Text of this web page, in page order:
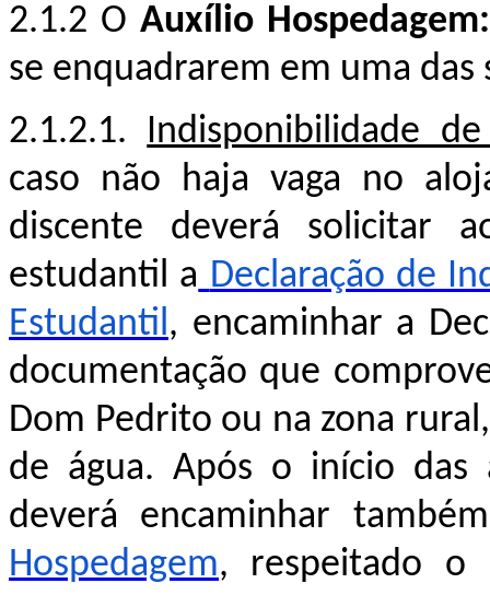
2.1.2 OAuxílio Hospedagem:
se enquadrarem em uma das
2.1.2.1. Indisponibilidade
caso não haja vaga no
discente deverá solicitar
estudantil a Declaração de
Estudantil, encaminhar a
documentação que
Dom Pedrito ou na zona
de água. Após o início das
deverá encaminhar
Hospedagem, respeitado o